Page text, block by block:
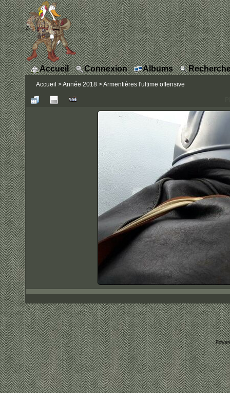
Accueil Connexion Albums
Accueil >Année 2018 >Armentières l'ultime offensive